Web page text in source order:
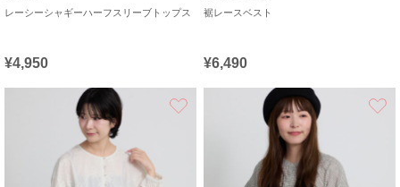
レーシーシャギーハーフスリーブトップス
¥4,950
裾レースベスト
¥6,490